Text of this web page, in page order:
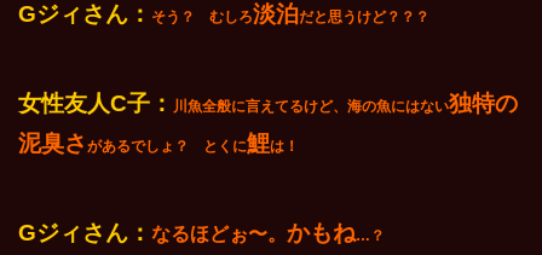
Gジィさん： そう？ むしろ淡泊だと思うけど？？？
女性友人C子： 川魚全般に言えてるけど、海の魚にはない独特の
泥臭さ があるでしょ？ とくに鯉は！
Gジィさん： なるほどぉ〜。 かもね…？